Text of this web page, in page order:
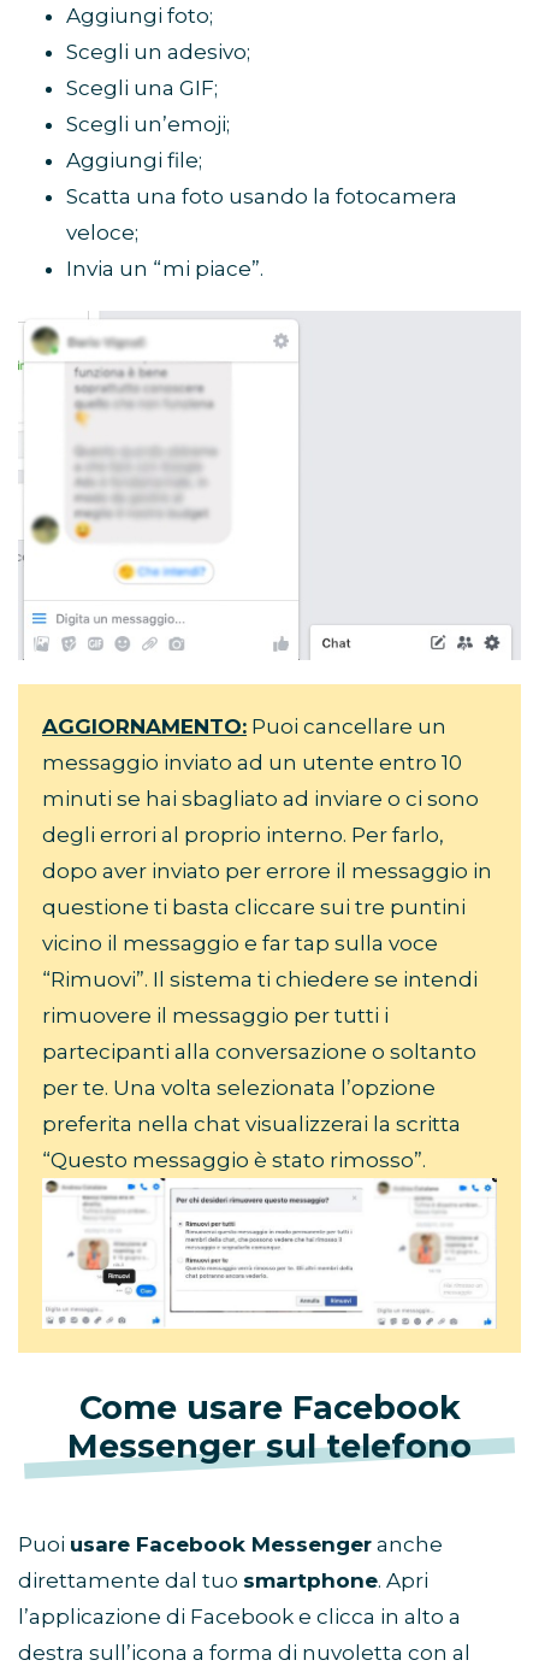
Aggiungi foto;
Scegli un adesivo;
Scegli una GIF;
Scegli un’emoji;
Aggiungi file;
Scatta una foto usando la fotocamera
veloce;
Invia un “mi piace”.
AGGIORNAMENTO: Puoi cancellare un
messaggio inviato ad un utente entro 10
minuti se hai sbagliato ad inviare o ci sono
degli errori al proprio interno. Per farlo,
dopo aver inviato per errore il messaggio in
questione ti basta cliccare sui tre puntini
vicino il messaggio e far tap sulla voce
“Rimuovi”. Il sistema ti chiedere se intendi
rimuovere il messaggio per tutti i
partecipanti alla conversazione o soltanto
per te. Una volta selezionata l’opzione
preferita nella chat visualizzerai la scritta
“Questo messaggio è stato rimosso”.
Come usare Facebook
Messenger sul telefono
Puoi usare Facebook Messenger anche
direttamente dal tuo smartphone. Apri
l’applicazione di Facebook e clicca in alto a
destra sull’icona a forma di nuvoletta con al